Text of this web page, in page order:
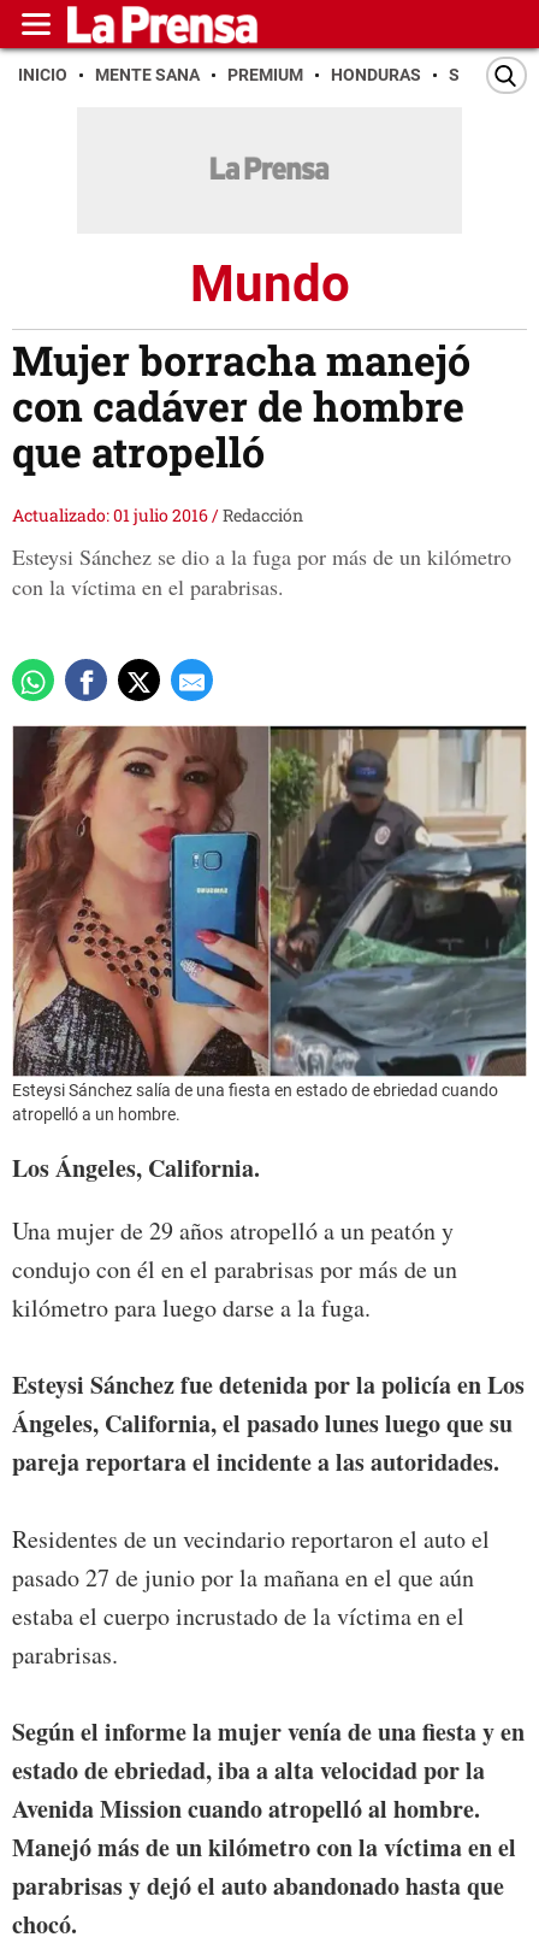
INICIO MENTE SANA PREMIUM HONDURAS SAN PEDRO
Mundo
Mujer borracha manejó
con cadáver de hombre
que atropelló
Actualizado: 01 julio 2016/Redacción
Esteysi Sánchez se dio a la fuga por más de un kilómetro
con la víctima en el parabrisas.
Esteysi Sánchez salía de una fiesta en estado de ebriedad cuando
atropelló a un hombre.
Los Ángeles, California.
Una mujer de 29 años atropelló a un peatón y
condujo con él en el parabrisas por más de un
kilómetro para luego darse a la fuga.
Esteysi Sánchez fue detenida por la policía en Los
Ángeles, California, el pasado lunes luego que su
pareja reportara el incidente a las autoridades.
Residentes de un vecindario reportaron el auto el
pasado 27 de junio por la mañana en el que aún
estaba el cuerpo incrustado de la víctima en el
parabrisas.
Según el informe la mujer venía de una fiesta y en
estado de ebriedad, iba a alta velocidad por la
Avenida Mission cuando atropelló al hombre.
Manejó más de un kilómetro con la víctima en el
parabrisas y dejó el auto abandonado hasta que
chocó.